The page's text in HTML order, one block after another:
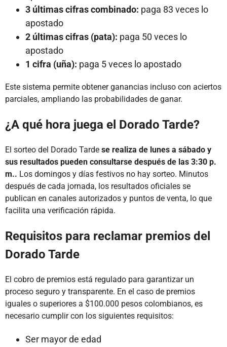
3 últimas cifras combinado: paga 83 veces lo
apostado
2 últimas cifras (pata): paga 50 veces lo
apostado
1 cifra (uña): paga 5 veces lo apostado
Este sistema permite obtener ganancias incluso con aciertos
parciales, ampliando las probabilidades de ganar.
¿A qué hora juega el Dorado Tarde?
El sorteo del Dorado Tarde se realiza de lunes a sábado y
sus resultados pueden consultarse después de las 3:30 p.
m.. Los domingos y días festivos no hay sorteo. Minutos
después de cada jornada, los resultados oficiales se
publican en canales autorizados y puntos de venta, lo que
facilita una verificación rápida.
Requisitos para reclamar premios del
Dorado Tarde
El cobro de premios está regulado para garantizar un
proceso seguro y transparente. En el caso de premios
iguales o superiores a $100.000 pesos colombianos, es
necesario cumplir con los siguientes requisitos:
Ser mayor de edad